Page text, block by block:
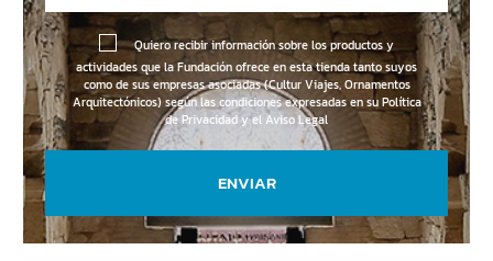
Quiero recibir información sobre los productos y
actividades que la Fundación ofrece en esta tienda tanto suyos
como de sus empresas asociadas (Cultur Viajes, Ornamentos
Arquitectónicos) según las condiciones expresadas en suPolítica
de Privacidad y el Aviso Legal
ENVIAR